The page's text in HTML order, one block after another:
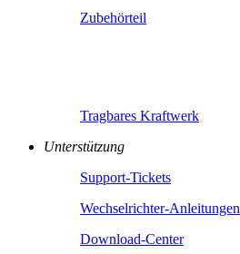
Zubehörteil
Tragbares Kraftwerk
Unterstützung
Support-Tickets
Wechselrichter-Anleitungen
Download-Center